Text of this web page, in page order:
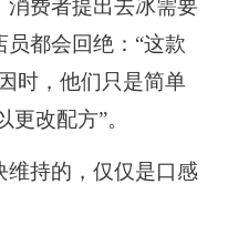
费者提出去冰需要
都会回绝：“这款
时，他们只是简单
更改配方”。
持的，仅仅是口感